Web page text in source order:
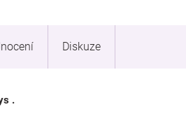
Diskuze
.